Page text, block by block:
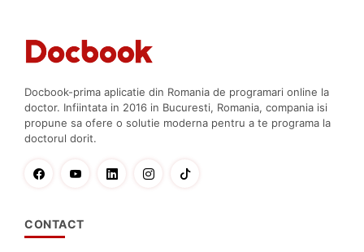
Docbook-prima aplicatie din Romania de programari online la
doctor. Infiintata in 2016 in Bucuresti, Romania, compania isi
propune sa ofere o solutie moderna pentru a te programa la
doctorul dorit.
CONTACT